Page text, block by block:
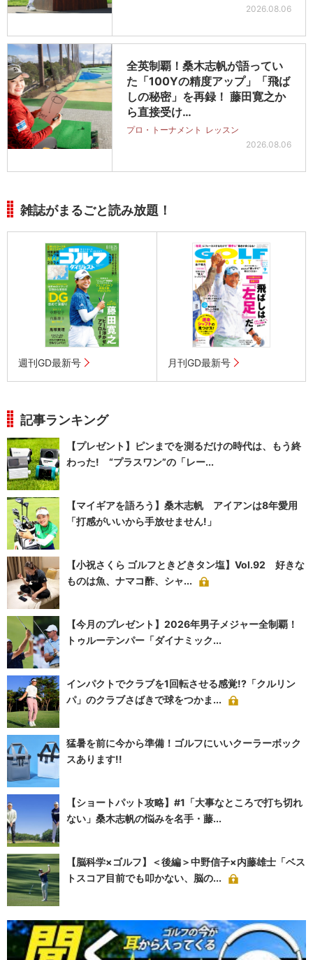
2026.08.06
全英制覇！桑木志帆が語ってい
た「100Yの精度アップ」「飛ば
しの秘密」を再録！ 藤田寛之か
ら直接受け…
プロ・トーナメント レッスン
2026.08.06
雑誌がまるごと読み放題！
週刊GD最新号 月刊GD最新号
記事ランキング
【プレゼント】ピンまでを測るだけの時代は、もう終
わった! “プラスワン”の「レー...
【マイギアを語ろう】桑木志帆 アイアンは8年愛用
「打感がいいから手放せません!」
【小祝さくら ゴルフときどきタン塩】Vol.92 好きな
ものは魚、ナマコ酢、シャ...
【今月のプレゼント】2026年男子メジャー全制覇！
トゥルーテンパー「ダイナミック...
インパクトでクラブを1回転させる感覚!?「クルリン
パ」のクラブさばきで球をつかま...
猛暑を前に今から準備！ゴルフにいいクーラーボック
スあります!!
【ショートパット攻略】#1「大事なところで打ち切れ
ない」桑木志帆の悩みを名手・藤...
【脳科学×ゴルフ】＜後編＞中野信子×内藤雄士「ベス
トスコア目前でも叩かない、脳の...